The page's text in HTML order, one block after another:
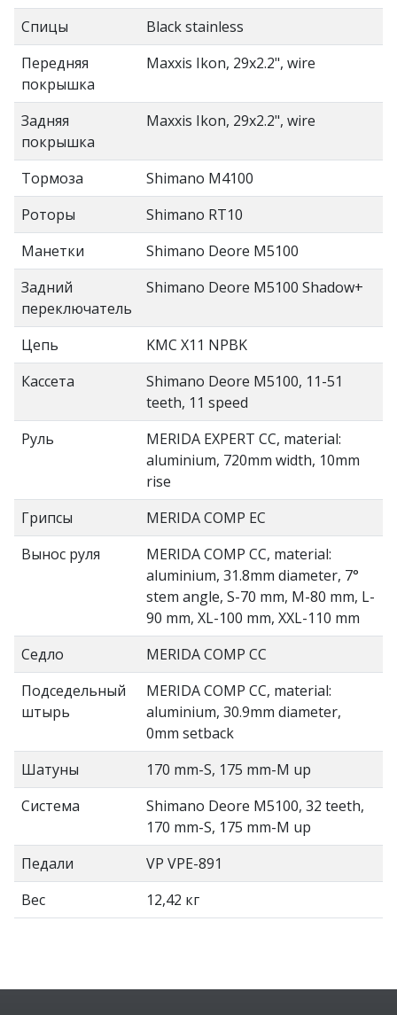
Спицы
Black stainless
Передняя
покрышка
Maxxis Ikon, 29x2.2", wire
Задняя
покрышка
Maxxis Ikon, 29x2.2", wire
Тормоза
Shimano M4100
Роторы
Shimano RT10
Манетки
Shimano Deore M5100
Задний
переключатель
Shimano Deore M5100 Shadow+
Цепь
KMC X11 NPBK
Кассета
Shimano Deore M5100, 11-51
teeth, 11 speed
Руль
MERIDA EXPERT CC, material:
aluminium, 720mm width, 10mm
rise
Грипсы
MERIDA COMP EC
Вынос руля
MERIDA COMP CC, material:
aluminium, 31.8mm diameter, 7°
stem angle, S-70 mm, M-80 mm, L-
90 mm, XL-100 mm, XXL-110 mm
Седло
MERIDA COMP CC
Подседельный
штырь
MERIDA COMP CC, material:
aluminium, 30.9mm diameter,
0mm setback
Шатуны
170 mm-S, 175 mm-M up
Система
Shimano Deore M5100, 32 teeth,
170 mm-S, 175 mm-M up
Педали
VP VPE-891
Вес
12,42 кг